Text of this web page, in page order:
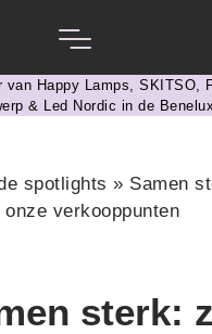
van Happy Lamps, SKITSO,
& Led Nordic in de Benelux​
spotlights » Samen
verkooppunten
sterk: